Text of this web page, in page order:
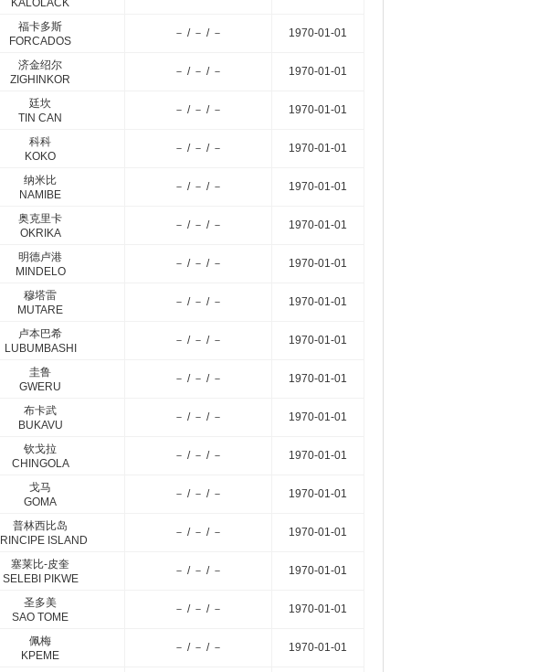
KALOLACK
福卡多斯
FORCADOS
－ / － / － 1970-01-01
济金绍尔
ZIGHINKOR
－ / － / － 1970-01-01
廷坎
TIN CAN
－ / － / － 1970-01-01
科科
KOKO
－ / － / － 1970-01-01
纳米比
NAMIBE
－ / － / － 1970-01-01
奥克里卡
OKRIKA
－ / － / － 1970-01-01
明德卢港
MINDELO
－ / － / － 1970-01-01
穆塔雷
MUTARE
－ / － / － 1970-01-01
卢本巴希
LUBUMBASHI
－ / － / － 1970-01-01
圭鲁
GWERU
－ / － / － 1970-01-01
布卡武
BUKAVU
－ / － / － 1970-01-01
钦戈拉
CHINGOLA
－ / － / － 1970-01-01
戈马
GOMA
－ / － / － 1970-01-01
普林西比岛
ISLAND
－ / － / － 1970-01-01
塞莱比-皮奎
SELEBI PIKWE
－ / － / － 1970-01-01
圣多美
SAO TOME
－ / － / － 1970-01-01
佩梅
KPEME
－ / － / － 1970-01-01